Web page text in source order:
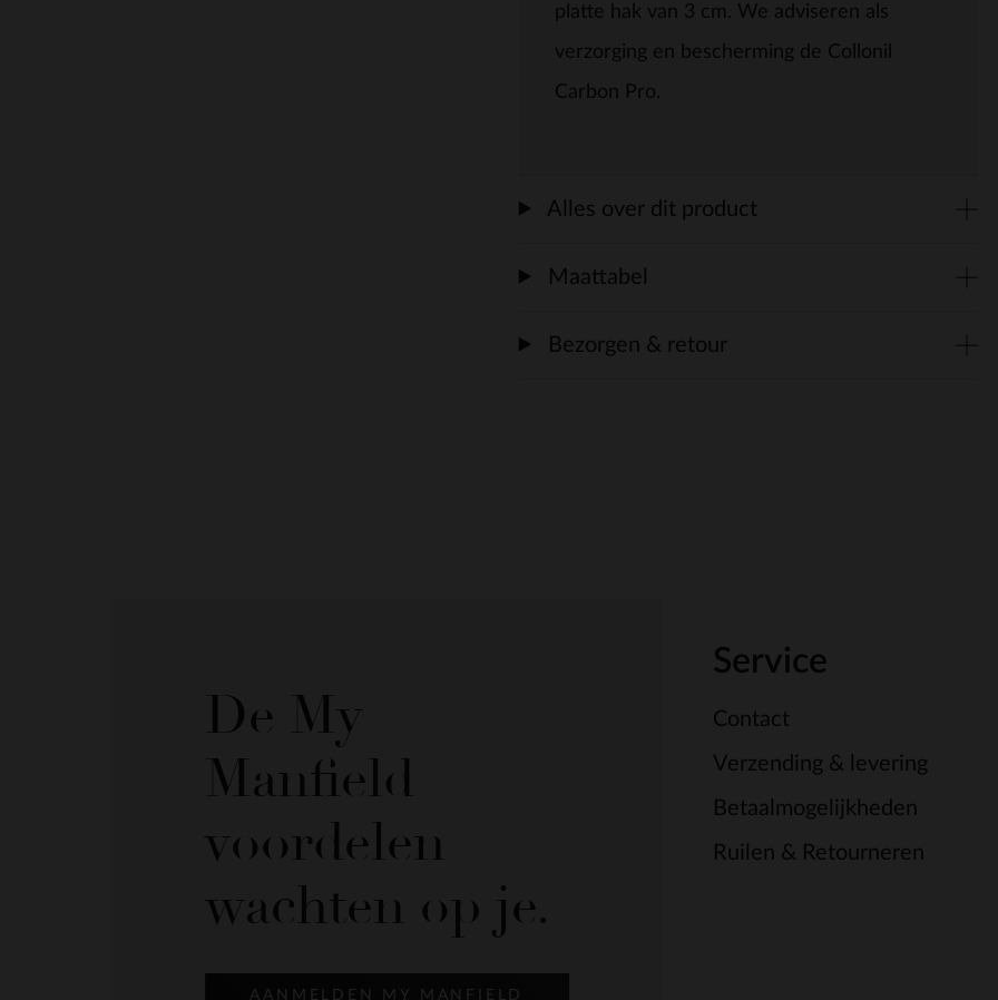
platte hak van 3 cm. We adviseren als
verzorging en bescherming de Collonil
Carbon Pro.
Alles over dit product
Maattabel
Bezorgen & retour
De My
Manfield
voordelen
wachten op je.
AANMELDEN MY MANFIELD
Service
Contact
Verzending & levering
Betaalmogelijkheden
Ruilen & Retourneren